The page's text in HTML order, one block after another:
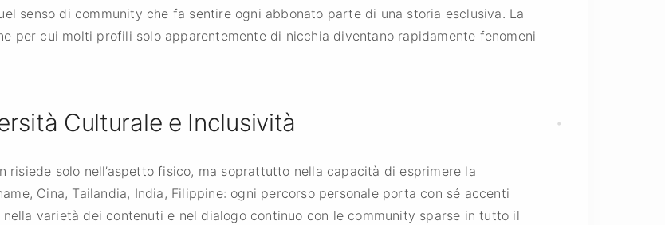
senso di community che fa sentire ogni abbonato parte di una storia esclusiva. La
per cui molti profili solo apparentemente di nicchia diventano rapidamente fenomeni
Culturale e Inclusività
risiede solo nell’aspetto fisico, ma soprattutto nella capacità di esprimere la
Cina, Tailandia, India, Filippine: ogni percorso personale porta con sé accenti
varietà dei contenuti e nel dialogo continuo con le community sparse in tutto il